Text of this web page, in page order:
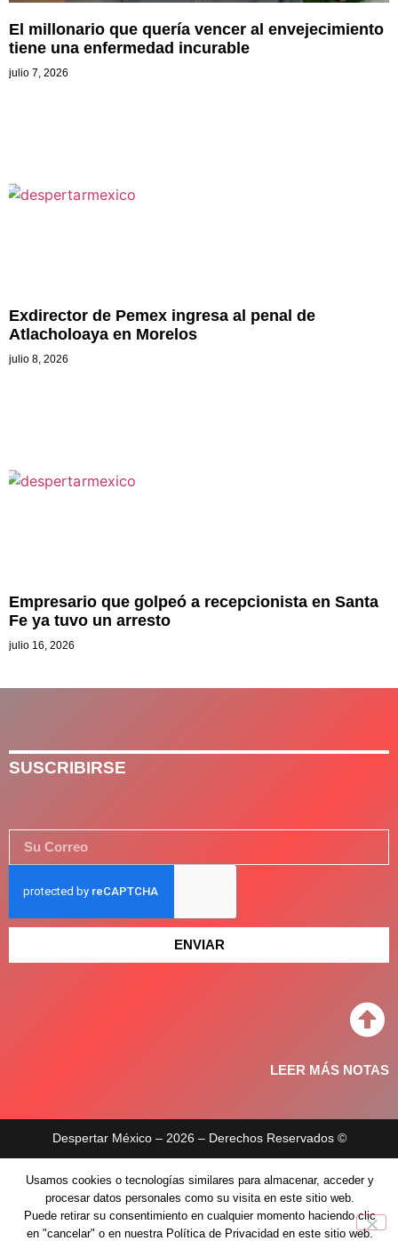
El millonario que quería vencer al envejecimiento
tiene una enfermedad incurable
julio 7, 2026
Exdirector de Pemex ingresa al penal de
Atlacholoaya en Morelos
julio 8, 2026
Empresario que golpeó a recepcionista en Santa
Fe ya tuvo un arresto
julio 16, 2026
SUSCRIBIRSE
ENVIAR
LEER MÁS NOTAS
Despertar México – 2026 – Derechos Reservados ©
Aviso de privacidad
Políticas de privacidad
Usamos cookies o tecnologías similares para almacenar, acceder y
procesar datos personales como su visita en este sitio web.
Puede retirar su consentimiento en cualquier momento haciendo clic
en "cancelar" o en nuestra Política de Privacidad en este sitio web.